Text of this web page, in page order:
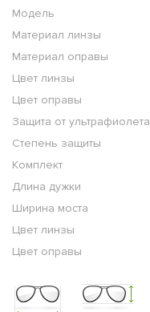
Модель
Материал линзы
Материал оправы
Цвет линзы
Цвет оправы
Защита от ультрафиолета
Степень защиты
Комплект
Длина дужки
Ширина моста
Цвет линзы
Цвет оправы